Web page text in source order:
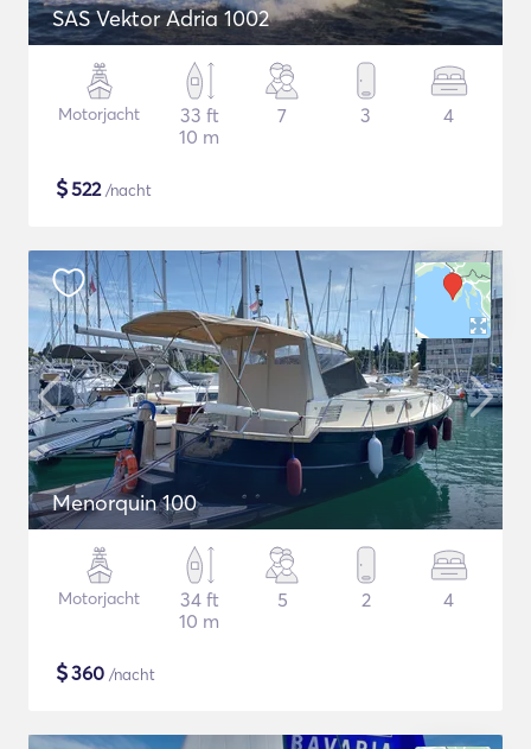
SAS Vektor Adria 1002
Motorjacht
33 ft
10 m
7 3 4
$522/nacht
Menorquin 100
Motorjacht
34 ft
10 m
5 2 4
$360 /nacht